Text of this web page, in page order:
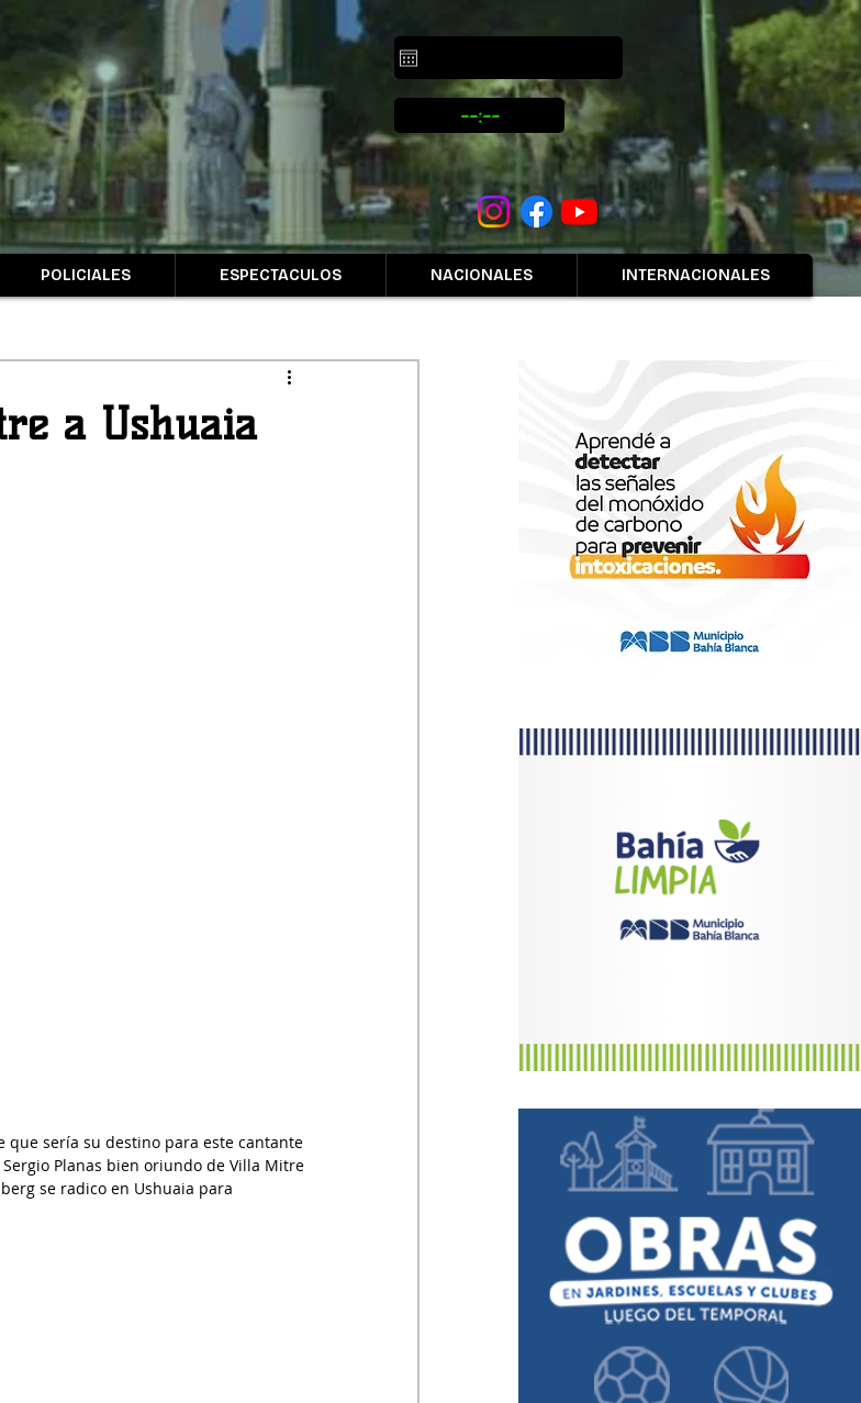
POLICIALES ESPECTACULOS NACIONALES INTERNACIONALES
a Ushuaia
que sería su destino para este cantante
Planas bien oriundo de Villa Mitre
se radico en Ushuaia para